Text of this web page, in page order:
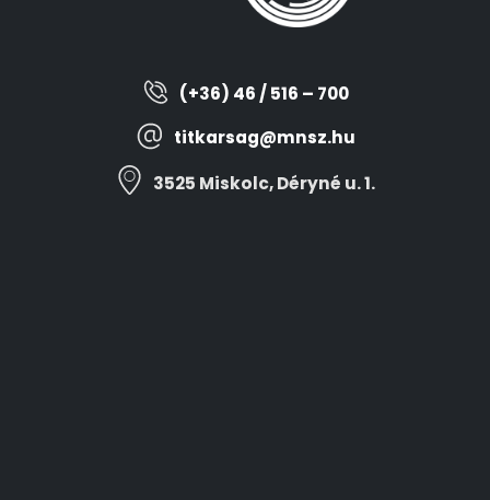
(+36) 46 / 516 – 700
titkarsag@mnsz.hu
3525 Miskolc, Déryné u. 1.